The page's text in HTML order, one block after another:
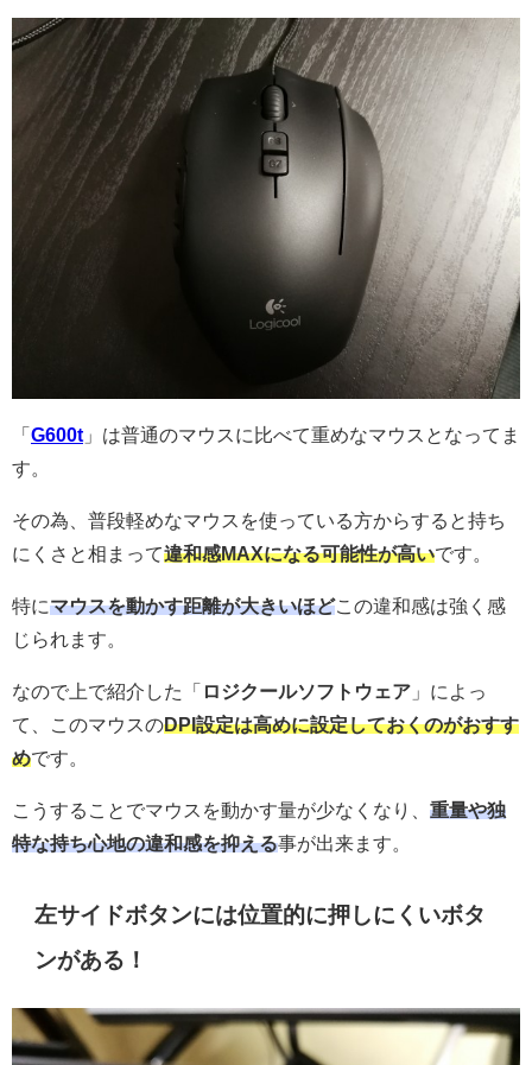
「G600t 」は普通のマウスに比べて重めなマウスとなってま
す。
その為、普段軽めなマウスを使っている方からすると持ち
にくさと相まって違和感MAXになる可能性が高いです。
特にマウスを動かす距離が大きいほどこの違和感は強く感
じられます。
なので上で紹介した「 ロジクールソフトウェア 」によっ
て、このマウスのDPI設定は高めに設定しておくのがおすす
めです。
こうすることでマウスを動かす量が少なくなり、 重量や独
特な持ち心地の違和感を抑える事が出来ます。
左サイドボタンには位置的に押しにくいボタ
ンがある！